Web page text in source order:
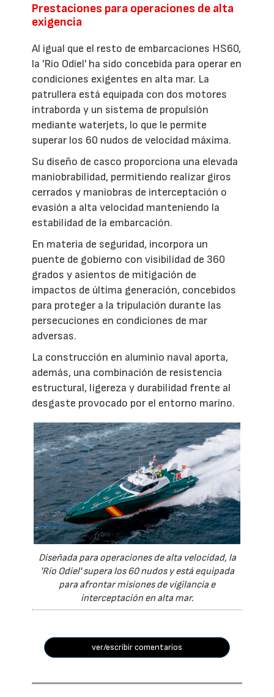
Prestaciones para operaciones de alta
exigencia
Al igual que el resto de embarcaciones HS60,
la 'Río Odiel' ha sido concebida para operar en
condiciones exigentes en alta mar. La
patrullera está equipada con dos motores
intraborda y un sistema de propulsión
mediante waterjets, lo que le permite
superar los 60 nudos de velocidad máxima.
Su diseño de casco proporciona una elevada
maniobrabilidad, permitiendo realizar giros
cerrados y maniobras de interceptación o
evasión a alta velocidad manteniendo la
estabilidad de la embarcación.
En materia de seguridad, incorpora un
puente de gobierno con visibilidad de 360
grados y asientos de mitigación de
impactos de última generación, concebidos
para proteger a la tripulación durante las
persecuciones en condiciones de mar
adversas.
La construcción en aluminio naval aporta,
además, una combinación de resistencia
estructural, ligereza y durabilidad frente al
desgaste provocado por el entorno marino.
Diseñada para operaciones de alta velocidad, la
'Río Odiel' supera los 60 nudos y está equipada
para afrontar misiones de vigilancia e
interceptación en alta mar.
ver/escribir comentarios